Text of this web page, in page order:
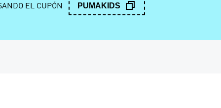
EL CUPÓN PUMAKIDS